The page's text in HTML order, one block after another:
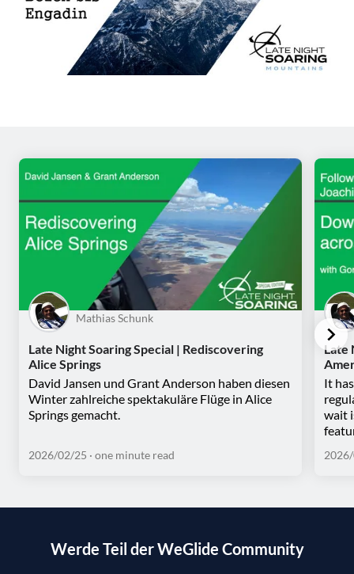
Mathias Schunk
Late Night Soaring Special | Rediscovering
Alice Springs
David Jansen und Grant Anderson haben diesen
Winter zahlreiche spektakuläre Flüge in Alice
Springs gemacht.
2026/02/25 · one minute read
Late
It
wait
Werde Teil der WeGlide Community